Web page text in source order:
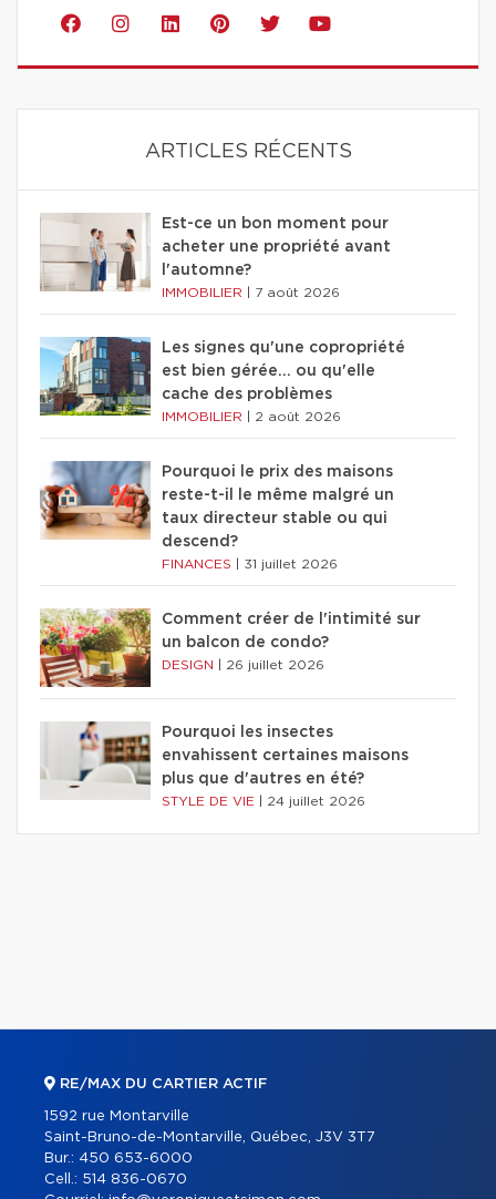
ARTICLES RÉCENTS
Est-ce un bon moment pour
acheter une propriété avant
l'automne?
IMMOBILIER 7 août 2026
Les signes qu'une copropriété
est bien gérée… ou qu'elle
cache des problèmes
IMMOBILIER 2 août 2026
Pourquoi le prix des maisons
reste-t-il le même malgré un
taux directeur stable ou qui
descend?
FINANCES 31 juillet 2026
Comment créer de l'intimité sur
un balcon de condo?
DESIGN 26 juillet 2026
Pourquoi les insectes
envahissent certaines maisons
plus que d'autres en été?
STYLE DE VIE 24 juillet 2026
RE/MAX DU CARTIER ACTIF
1592 rue Montarville
Saint-Bruno-de-Montarville, Québec, J3V 3T7
Bur.: 450 653-6000
Cell.: 514 836-0670